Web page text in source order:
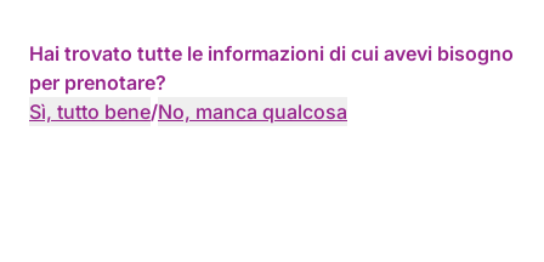
Hai trovato tutte le informazioni di cui avevi bisogno
per prenotare?
Sì, tutto bene/No, manca qualcosa